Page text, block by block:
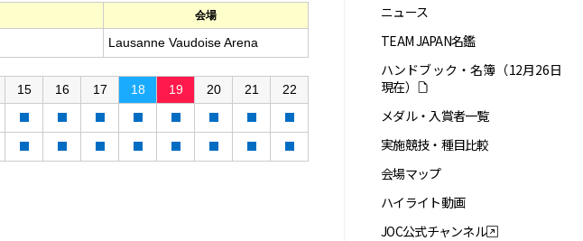
会場
Lausanne Vaudoise Arena
15 16 17 18 19 20 21 22
ニュース
TEAM JAPAN名鑑
ハンドブック・名簿（12月26日
現在）
メダル・入賞者一覧
実施競技・種目比較
会場マップ
ハイライト動画
JOC公式チャンネル